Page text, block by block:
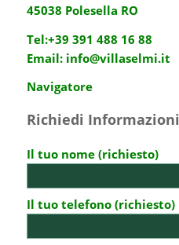
45038 Polesella RO
Tel:+39 391 488 16 88
Email: info@villaselmi.it
Navigatore
Richiedi Informazioni
Il tuo nome (richiesto)
Il tuo telefono (richiesto)